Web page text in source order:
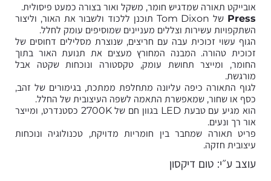
אובייקט תאורה שמדגיש חומר, משקל ואור בצורה כמעט פיסולית.
Press
של Tom Dixon תוכנן ללכוד ולשבור את האור, וליצור
השתקפויות עשירות וצללים מעניינים שמוסיפים עומק לחלל.
הגוף עשוי זכוכית עבה עם חריצים, שנוצרת מסלילים דחוסים של
זכוכית טהורה. המבנה המחורץ מעצים את תנועת האור בתוך
החומר, ומייצר תחושת עומק, טקסטורה ונוכחות שקטה אבל
מורגשת.
לגוף התאורה כיפה עליונה מתחלפת ממתכת, בגימורים של זהב,
כסף או שחור, שמאפשרת התאמה לשפה העיצובית של החלל.
הוא מגיע עם טבעת LED בגוון חם של 2700K כסטנדרט, ומייצר
אור רך ונעים.
פריט תאורה שמחבר בין חומריות מדויקת, טכנולוגיה ונוכחות
עיצובית חזקה.
עוצב ע״י: טום דיקסון